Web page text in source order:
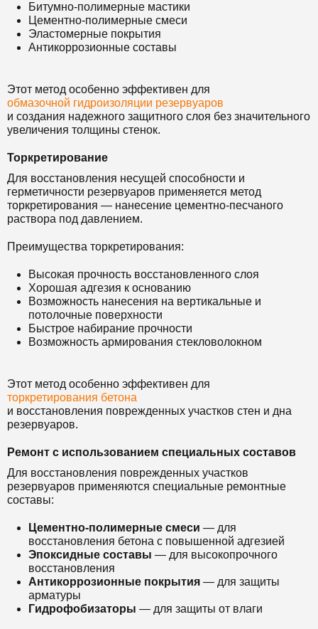
Битумно-полимерные мастики
Цементно-полимерные смеси
Эластомерные покрытия
Антикоррозионные составы
Этот метод особенно эффективен для
обмазочной гидроизоляции резервуаров
и создания надежного защитного слоя без значительного
увеличения толщины стенок.
Торкретирование
Для восстановления несущей способности и
герметичности резервуаров применяется метод
торкретирования — нанесение цементно-песчаного
раствора под давлением.
Преимущества торкретирования:
Высокая прочность восстановленного слоя
Хорошая адгезия к основанию
Возможность нанесения на вертикальные и
потолочные поверхности
Быстрое набирание прочности
Возможность армирования стекловолокном
Этот метод особенно эффективен для
торкретирования бетона
и восстановления поврежденных участков стен и дна
резервуаров.
Ремонт с использованием специальных составов
Для восстановления поврежденных участков
резервуаров применяются специальные ремонтные
составы:
Цементно-полимерные смеси — для
восстановления бетона с повышенной адгезией
Эпоксидные составы — для высокопрочного
восстановления
Антикоррозионные покрытия — для защиты
арматуры
Гидрофобизаторы — для защиты от влаги